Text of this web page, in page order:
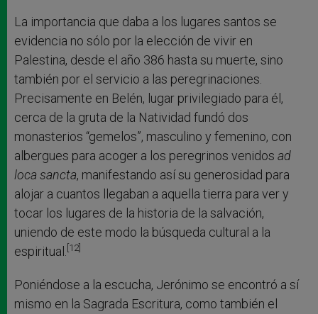
La importancia que daba a los lugares santos se
evidencia no sólo por la elección de vivir en
Palestina, desde el año 386 hasta su muerte, sino
también por el servicio a las peregrinaciones.
Precisamente en Belén, lugar privilegiado para él,
cerca de la gruta de la Natividad fundó dos
monasterios “gemelos”, masculino y femenino, con
albergues para acoger a los peregrinos venidos ad
loca sancta, manifestando así su generosidad para
alojar a cuantos llegaban a aquella tierra para ver y
tocar los lugares de la historia de la salvación,
uniendo de este modo la búsqueda cultural a la
espiritual. [12]
Poniéndose a la escucha, Jerónimo se encontró a sí
mismo en la Sagrada Escritura, como también el